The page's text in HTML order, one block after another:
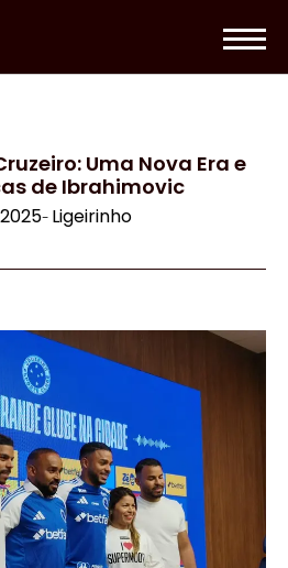
Uma Nova Era e
de Ibrahimovic
- Ligeirinho